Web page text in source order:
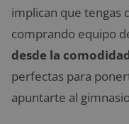
implican que tengas
comprando equipo
desde la
perfectas para
apuntarte al